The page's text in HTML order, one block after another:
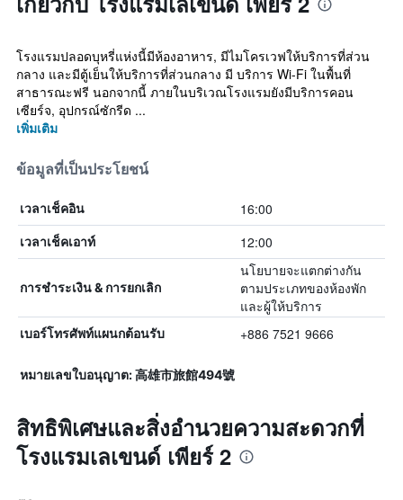
โรงแรมปลอดบุหรี่แห่งนี้มีห้องอาหาร, มีไมโครเวฟให้บริการที่ส่วน
กลาง และมีตู้เย็นให้บริการที่ส่วนกลาง มี บริการ Wi-Fi ในพื้นที่
สาธารณะฟรี นอกจากนี้ ภายในบริเวณโรงแรมยังมีบริการคอน
เซียร์จ, อุปกรณ์ซักรีด ...
เพิ่มเติม
ข้อมูลที่เป็นประโยชน์
เวลาเช็คอิน 16:00
เวลาเช็คเอาท์ 12:00
การชำระเงิน & การยกเลิก
นโยบายจะแตกต่างกัน
ตามประเภทของห้องพัก
และผู้ให้บริการ
เบอร์โทรศัพท์แผนกต้อนรับ +886 7521 9666
หมายเลขใบอนุญาต: 高雄市旅館494號
สิทธิพิเศษและสิ่งอำนวยความสะดวกที่
โรงแรมเลเขนด์ เพียร์ 2